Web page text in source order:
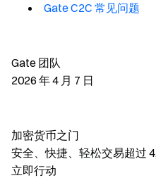
Gate C2C 常见问题
Gate 团队
2026 年 4 月 7 日
加密货币之门
安全、快捷、轻松交易超过
立即行动